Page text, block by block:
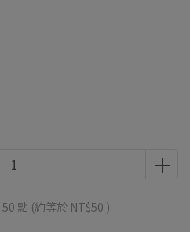
50 點 (約等於 NT$50 )